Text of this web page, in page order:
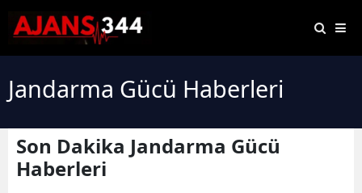
Jandarma Gücü Haberleri
Son Dakika Jandarma Gücü
Haberleri